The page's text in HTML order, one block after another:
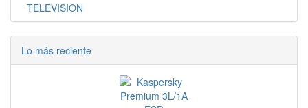
TELEVISION
Lo más reciente